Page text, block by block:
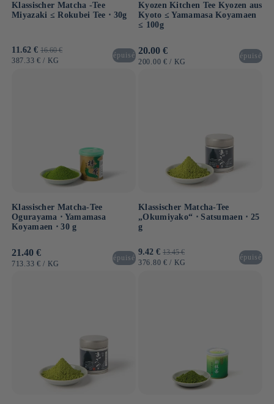
Klassischer Matcha -Tee
Miyazaki ≤ Rokubei Tee ⋅ 30g
Verkaufspreis
11.62 € Normaler
Preis
16.60 €
GRUNDPREIS
387.33 € / PRO
KG
épuisé
Kyozen Kitchen Tee Kyozen aus
Kyoto ≤ Yamamasa Koyamaen
≤ 100g
Normaler
Preis
20.00 €
GRUNDPREIS
200.00 € / PRO
KG
épuisé
Klassischer Matcha-Tee
Ogurayama ⋅ Yamamasa
Koyamaen ⋅ 30 g
Normaler
Preis
21.40 €
GRUNDPREIS
713.33 € / PRO
KG
épuisé
Klassischer Matcha-Tee
„Okumiyako“ ⋅ Satsumaen ⋅ 25
g
Verkaufspreis
9.42 € Normaler
Preis
13.45 €
GRUNDPREIS
376.80 € / PRO
KG
épuisé